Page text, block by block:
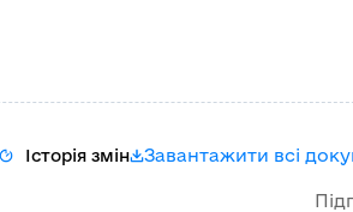
Історія змін Завантажити всі